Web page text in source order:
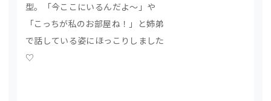
型。「今ここにいるんだよ～」や
「こっちが私のお部屋ね！」と姉弟
で話している姿にほっこりしました
♡